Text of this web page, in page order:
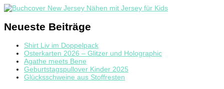
Neueste Beiträge
Shirt Liv im Doppelpack
Osterkarten 2026 – Glitzer und Holographic
Agathe meets Bene
Geburtstagspullover Kinder 2025
Glücksschweine aus Stoffresten